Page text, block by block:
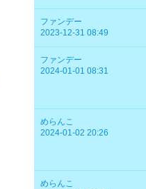
ファンデー
2023-12-31 08:49
ファンデー
2024-01-01 08:31
めらんこ
2024-01-02 20:26
めらんこ